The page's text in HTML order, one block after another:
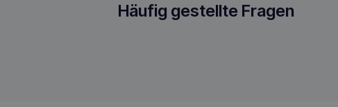
Häufig gestellte Fragen